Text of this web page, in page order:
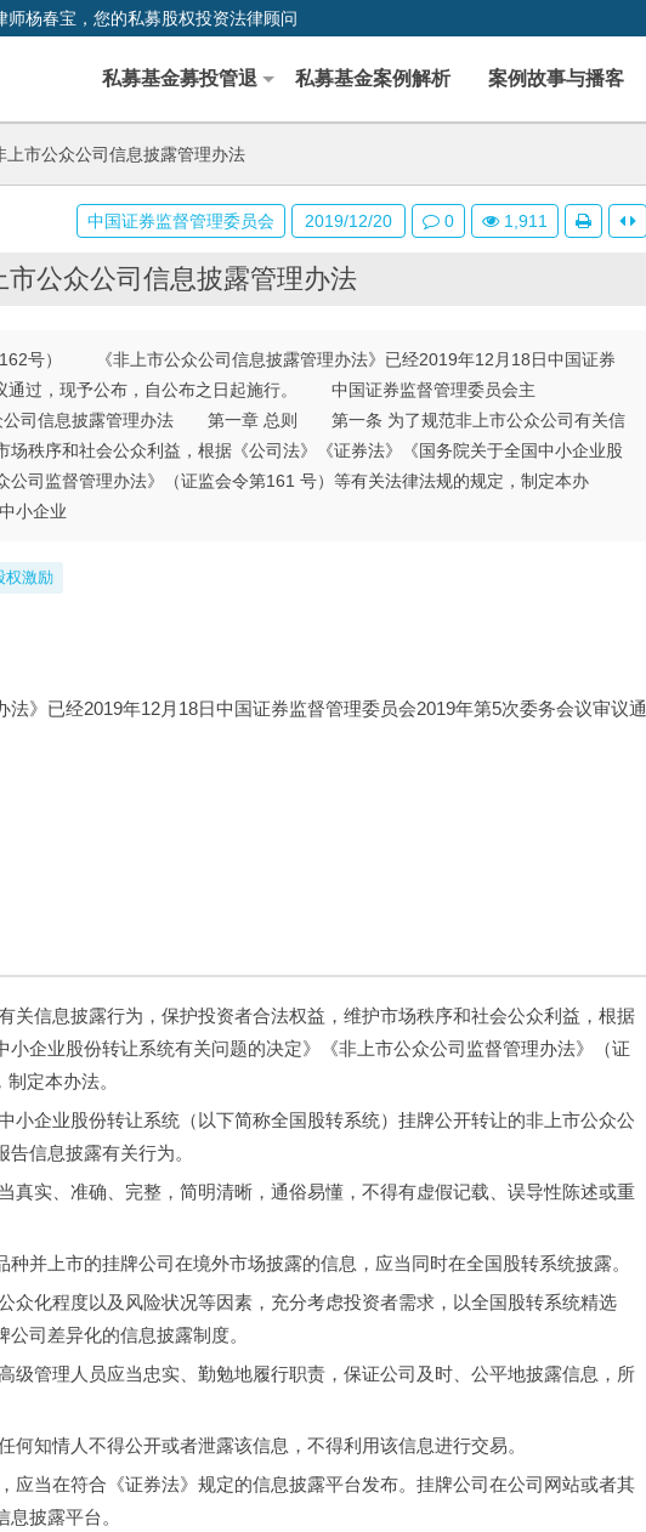
杨春宝，您的私募股权投资法律顾问
私募基金募投管退 私募基金案例解析 案例故事与播客
上市公众公司信息披露管理办法
市公众公司信息披露管理办法
号） 《非上市公众公司信息披露管理办法》已经2019年12月18日中国证券
通过，现予公布，自公布之日起施行。 中国证券监督管理委员会主
息披露管理办法 第一章 总则 第一条 为了规范非上市公众公司有关信
场秩序和社会公众利益，根据《公司法》《证券法》《国务院关于全国中小企业股
公司监督管理办法》（证监会令第161 号）等有关法律法规的规定，制定本办
小企业
权激励
已经2019年12月18日中国证券监督管理委员会2019年第5次委务会议审议通
信息披露行为，保护投资者合法权益，维护市场秩序和社会公众利益，根据
小企业股份转让系统有关问题的决定》《非上市公众公司监督管理办法》（证
定本办法。
企业股份转让系统（以下简称全国股转系统）挂牌公开转让的非上市公众公
信息披露有关行为。
实、准确、完整，简明清晰，通俗易懂，不得有虚假记载、误导性陈述或重
上市的挂牌公司在境外市场披露的信息，应当同时在全国股转系统披露。
化程度以及风险状况等因素，充分考虑投资者需求，以全国股转系统精选
司差异化的信息披露制度。
管理人员应当忠实、勤勉地履行职责，保证公司及时、公平地披露信息，所
知情人不得公开或者泄露该信息，不得利用该信息进行交易。
当在符合《证券法》规定的信息披露平台发布。挂牌公司在公司网站或者其
披露平台。
中国证券监督管理委员会 2019/12/20 0 1,911